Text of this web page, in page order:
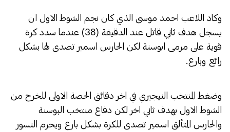
وكاد اللاعب احمد موسى الذي كان نجم الشوط الاول ان
يسجل هدف ثاني قاتل عند الدقيقة (38) عندما سدد كرة
قوية على مرمى ابوسنة لكن الحارس اسمير تصدى لها بشكل
رائع وبارع.
وضغط المنتخب النيجيري في اخر دقائق الحصة الاولى للخرج من
الشوط الاول بهدف ثاني اخر لكن دفاع منتخب البوسنة
والحارس المتألق اسمير تصدى للكرة بشكل بارع ويحرم النسور